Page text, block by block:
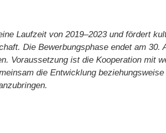
Laufzeit von 2019–2023 und fördert
Die Bewerbungsphase endet am 30.
Voraussetzung ist die Kooperation mit
die Entwicklung